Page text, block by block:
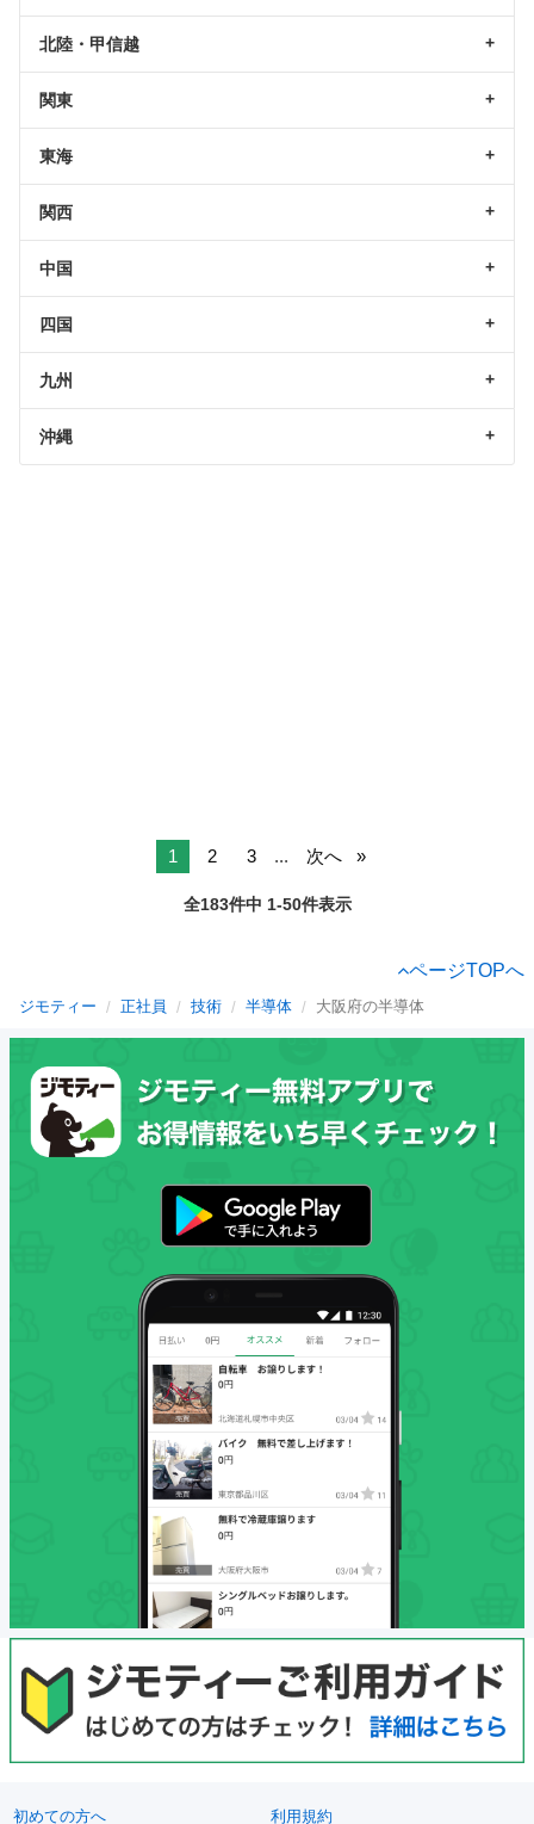
北陸・甲信越
関東
東海
関西
中国
四国
九州
沖縄
1 2 3 ... 次へ
全183件中 1-50件表示
ページTOPへ
ジモティー 正社員 技術 半導体 大阪府の半導体
初めての方へ 利用規約